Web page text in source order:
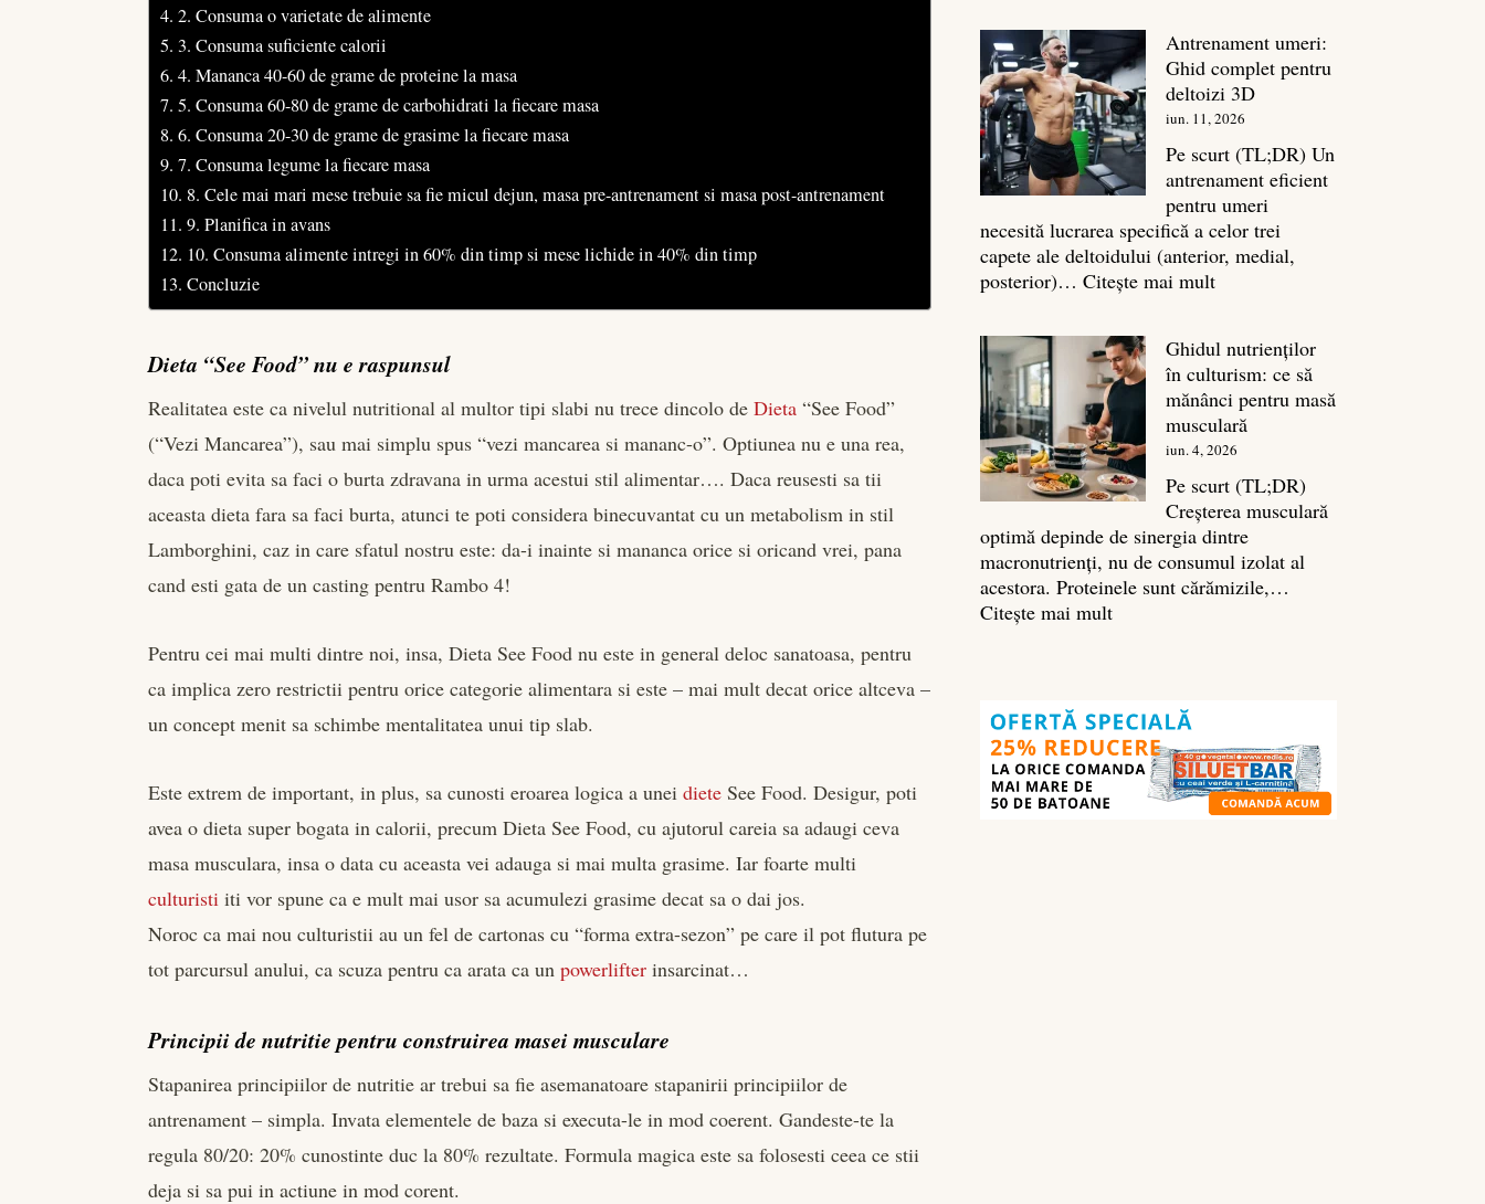
2. Consuma o varietate de alimente
3. Consuma suficiente calorii
4. Mananca 40-60 de grame de proteine la masa
5. Consuma 60-80 de grame de carbohidrati la fiecare masa
6. Consuma 20-30 de grame de grasime la fiecare masa
7. Consuma legume la fiecare masa
8. Cele mai mari mese trebuie sa fie micul dejun, masa pre-antrenament si masa post-antrenament
9. Planifica in avans
10. Consuma alimente intregi in 60% din timp si mese lichide in 40% din timp
Concluzie
Dieta “See Food” nu e raspunsul
Realitatea este ca nivelul nutritional al multor tipi slabi nu trece dincolo deDieta “See Food”
(“Vezi Mancarea”), sau mai simplu spus “vezi mancarea si mananc-o”. Optiunea nu e una rea,
daca poti evita sa faci o burta zdravana in urma acestui stil alimentar…. Daca reusesti sa tii
aceasta dieta fara sa faci burta, atunci te poti considera binecuvantat cu un metabolism in stil
Lamborghini, caz in care sfatul nostru este: da-i inainte si mananca orice si oricand vrei, pana
cand esti gata de un casting pentru Rambo 4!
Pentru cei mai multi dintre noi, insa, Dieta See Food nu este in general deloc sanatoasa, pentru
ca implica zero restrictii pentru orice categorie alimentara si este – mai mult decat orice altceva –
un concept menit sa schimbe mentalitatea unui tip slab.
Este extrem de important, in plus, sa cunosti eroarea logica a uneidiete See Food. Desigur, poti
avea o dieta super bogata in calorii, precum Dieta See Food, cu ajutorul careia sa adaugi ceva
masa musculara, insa o data cu aceasta vei adauga si mai multa grasime. Iar foarte multi
culturisti iti vor spune ca e mult mai usor sa acumulezi grasime decat sa o dai jos.
Noroc ca mai nou culturistii au un fel de cartonas cu “forma extra-sezon” pe care il pot flutura pe
tot parcursul anului, ca scuza pentru ca arata ca unpowerlifter insarcinat…
Principii de nutritie pentru construirea masei musculare
Stapanirea principiilor de nutritie ar trebui sa fie asemanatoare stapanirii principiilor de
antrenament – simpla. Invata elementele de baza si executa-le in mod coerent. Gandeste-te la
regula 80/20: 20% cunostinte duc la 80% rezultate. Formula magica este sa folosesti ceea ce stii
deja si sa pui in actiune in mod corent.
culturism:
Inamicul
tăcut
al
masei
musculare
Antrenament umeri:
Ghid complet pentru
deltoizi 3D
iun. 11, 2026
Pe scurt (TL;DR) Un
antrenament eficient
pentru umeri
necesită lucrarea specifică a celor trei
capete ale deltoidului (anterior, medial,
posterior)…Citește mai mult:
Ghid
complet
pentru
deltoizi
3D
Ghidul nutrienților
în culturism: ce să
mănânci pentru masă
musculară
iun. 4, 2026
Pe scurt (TL;DR)
Creșterea musculară
optimă depinde de sinergia dintre
macronutrienți, nu de consumul izolat al
acestora. Proteinele sunt cărămizile,…
Citește mai mult:
culturism:
ce
să
mănânci